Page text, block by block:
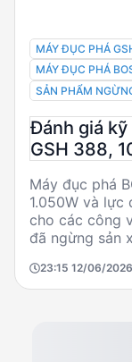
MÁY ĐỤC PHÁ
MÁY ĐỤC PHÁ
SẢN PHẨM
Đánh giá kỹ
GSH 388,
Máy đục phá
1.050W và lực
cho các công
đã ngừng sản
kế bền bỉ. Với
lượng 4,9kg,
23:15 12/06/2026